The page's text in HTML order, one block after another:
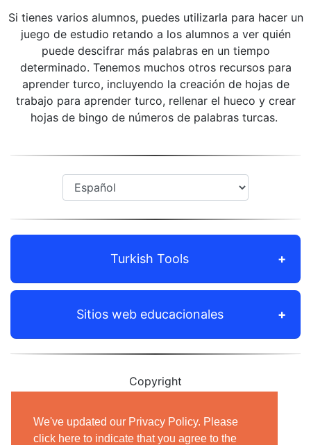
We've updated our Privacy Policy. Please
click here to indicate that you agree to the
Si tienes varios alumnos, puedes utilizarla para hacer un
juego de estudio retando a los alumnos a ver quién
puede descifrar más palabras en un tiempo
determinado. Tenemos muchos otros recursos para
aprender turco, incluyendo la creación de hojas de
trabajo para aprender turco, rellenar el hueco y crear
hojas de bingo de números de palabras turcas.
Turkish Tools
Sitios web educacionales
Copyright
Terms of Use|Contact us